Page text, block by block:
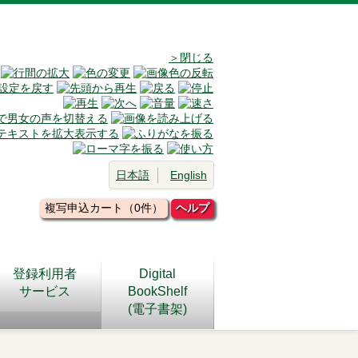
＞閉じる
日本語 English
複写申込カート（0件） ヘルプ
登録利用者
サービス
Digital
BookShelf
(電子書架)